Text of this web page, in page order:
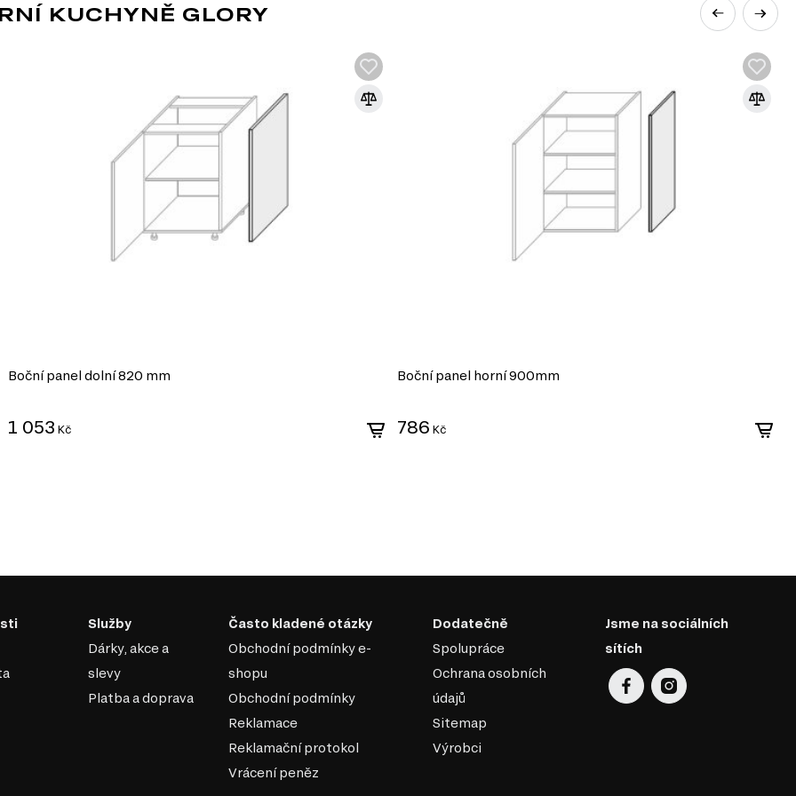
Modulární kuchyně Glory, který zahrnuje celkem 165 produktů. Tento systém nabízí širokou škálu
v nábytkářském
s přidáním
pro výrobu
své ekonomičnosti,
v souladu s
KUCHYNĚ GLORY
Boční panel dolní 820 mm
1 053 Kč
Boční panel horní 900mm
786 Kč
Služby
Dárky, akce a
slevy
Platba a doprava
Často kladené otázky
Obchodní podmínky e-
shopu
Obchodní podmínky
Reklamace
Reklamační protokol
Vrácení peněz
Dodatečně
Spolupráce
Ochrana osobních
údajů
Sitemap
Výrobci
Jsme na sociálních
sítích